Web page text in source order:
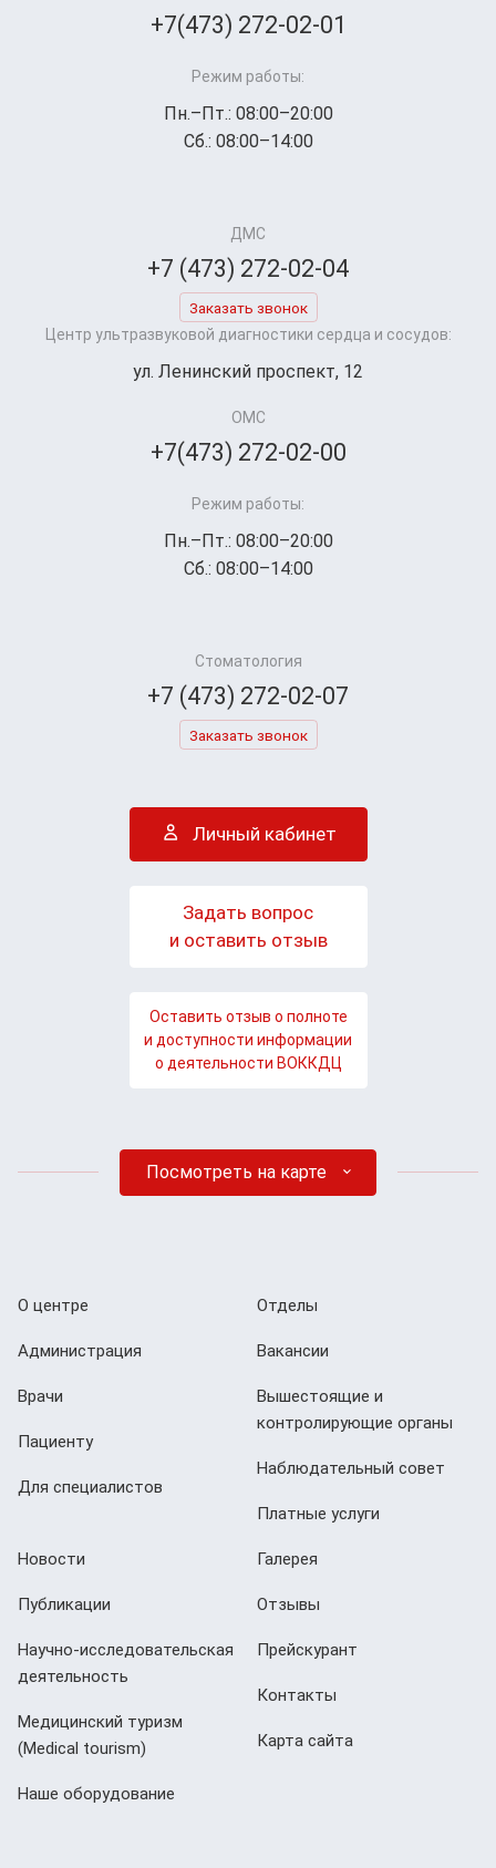
+7(473) 272-02-01
Режим работы:
Пн.–Пт.: 08:00–20:00
Сб.: 08:00–14:00
ДМС
+7 (473) 272-02-04
Заказать звонок
Центр ультразвуковой диагностики сердца и сосудов:
ул. Ленинский проспект, 12
ОМС
+7(473) 272-02-00
Режим работы:
Пн.–Пт.: 08:00–20:00
Сб.: 08:00–14:00
Стоматология
+7 (473) 272-02-07
Заказать звонок
Личный кабинет
Задать вопрос
и оставить отзыв
Оставить отзыв о полноте
и доступности информации
о деятельности ВОККДЦ
Посмотреть на карте
О центре
Администрация
Врачи
Пациенту
Для специалистов
Отделы
Вакансии
Вышестоящие и
контролирующие органы
Наблюдательный совет
Платные услуги
Новости
Публикации
Научно-исследовательская
деятельность
Медицинский туризм
(Мedical tourism)
Наше оборудование
Галерея
Отзывы
Прейскурант
Контакты
Карта сайта